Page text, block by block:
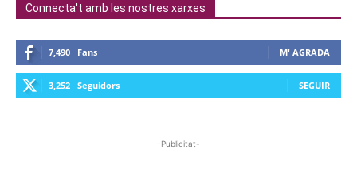
Connecta't amb les nostres xarxes
7,490 Fans M' AGRADA
3,252 Seguidors SEGUIR
-Publicitat-